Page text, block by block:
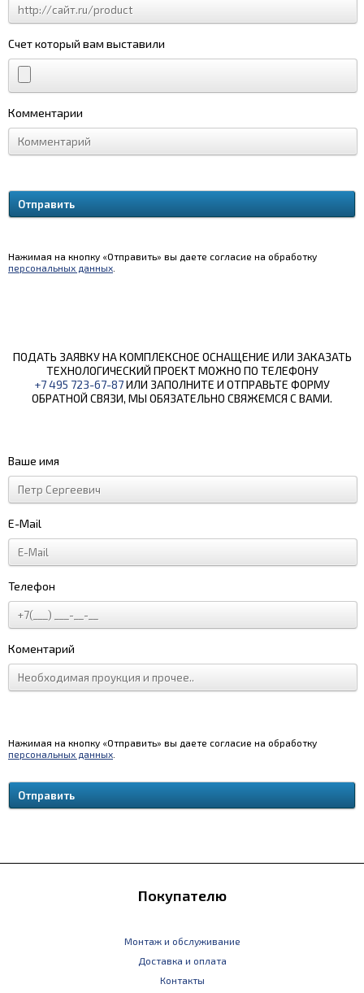
Счет который вам выставили
Комментарии
Нажимая на кнопку «Отправить» вы даете согласие на обработку
персональных данных
ПОДАТЬ ЗАЯВКУ НА КОМПЛЕКСНОЕ ОСНАЩЕНИЕ ИЛИ ЗАКАЗАТЬ
ТЕХНОЛОГИЧЕСКИЙ ПРОЕКТ МОЖНО ПО ТЕЛЕФОНУ
+7 495 723-67-87ИЛИ ЗАПОЛНИТЕ И ОТПРАВЬТЕ ФОРМУ
ОБРАТНОЙ СВЯЗИ, МЫ ОБЯЗАТЕЛЬНО СВЯЖЕМСЯ С ВАМИ.
Ваше имя
E-Mail
Телефон
Коментарий
Нажимая на кнопку «Отправить» вы даете согласие на обработку
персональных данных
Покупателю
Монтаж и обслуживание
Доставка и оплата
Контакты